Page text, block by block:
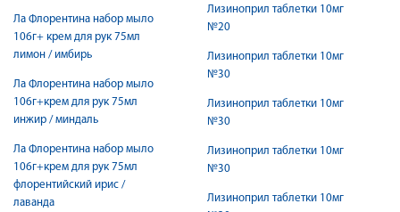
Ла Флорентина набор мыло
106г+ крем для рук 75мл
лимон / имбирь
Ла Флорентина набор мыло
106г+крем для рук 75мл
инжир / миндаль
Ла Флорентина набор мыло
106г+крем для рук 75мл
флорентийский ирис /
лаванда
Лизиноприл таблетки 10мг
№20
Лизиноприл таблетки 10мг
№30
Лизиноприл таблетки 10мг
№30
Лизиноприл таблетки 10мг
№30
Лизиноприл таблетки 10мг